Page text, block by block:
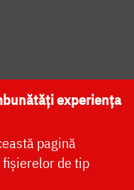
NAȚIONALĂ
experiența
pagină
de tip